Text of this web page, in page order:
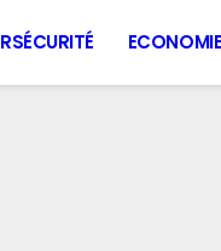
ECONOMIE